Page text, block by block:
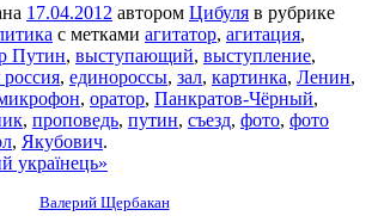
17.04.2012 автором Цибуля в рубрике
с метками агитатор, агитация,
Путин, выступающий, выступление,
, единороссы, зал, картинка, Ленин,
, оратор, Панкратов-Чёрный,
, проповедь, путин, съезд, фото, фото
, Якубович.
українець»
Валерий Щербакан